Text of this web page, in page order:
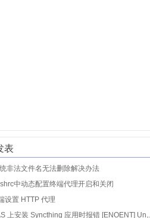
表
非法文件名无法删除解决办法
中动态配置终端代理开启和关闭
设置 HTTP 代理